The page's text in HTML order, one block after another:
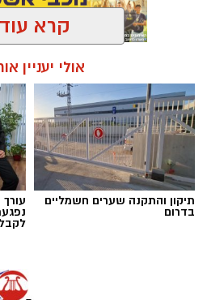
להורדת האפליקציה לחצו כאן
מערכת תרמית מיוחדת
ברזילי באשקלון, הופעלה
בכניסה לחדר המיון של בית
באמצעות המערכת ניתן
מספר רב של בני אדם
פתרונות אבטחה מייבאת
הצילום התרמיות המיוחדות
בארץ*. מדובר בטכנולוגיה
קרא עוד
אולי יעניין
תיקון והתקנה שערים חשמליים
בדרום
עורך